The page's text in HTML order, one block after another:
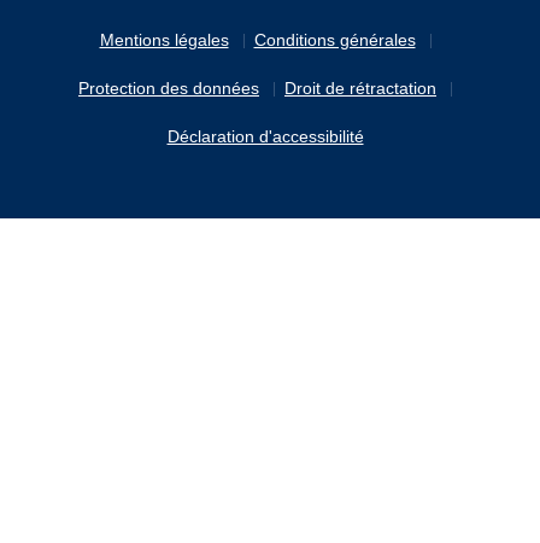
Mentions légales Conditions générales
Protection des données Droit de rétractation
Déclaration d'accessibilité